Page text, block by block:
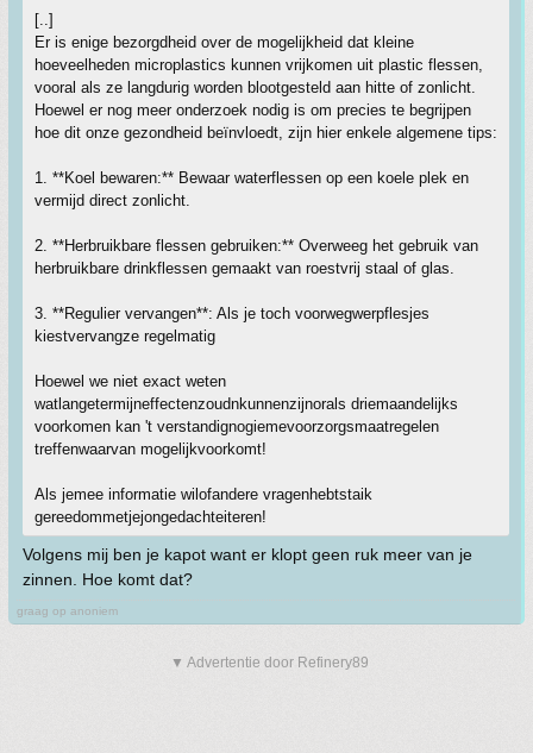
[..]
Er is enige bezorgdheid over de mogelijkheid dat kleine
hoeveelheden microplastics kunnen vrijkomen uit plastic flessen,
vooral als ze langdurig worden blootgesteld aan hitte of zonlicht.
Hoewel er nog meer onderzoek nodig is om precies te begrijpen
hoe dit onze gezondheid beïnvloedt, zijn hier enkele algemene tips:
1. **Koel bewaren:** Bewaar waterflessen op een koele plek en
vermijd direct zonlicht.
2. **Herbruikbare flessen gebruiken:** Overweeg het gebruik van
herbruikbare drinkflessen gemaakt van roestvrij staal of glas.
3. **Regulier vervangen**: Als je toch voorwegwerpflesjes
kiestvervangze regelmatig
Hoewel we niet exact weten
watlangetermijneffectenzoudnkunnenzijnorals driemaandelijks
voorkomen kan 't verstandignogiemevoorzorgsmaatregelen
treffenwaarvan mogelijkvoorkomt!
Als jemee informatie wilofandere vragenhebtstaik
gereedommetjejongedachteiteren!
Volgens mij ben je kapot want er klopt geen ruk meer van je
zinnen. Hoe komt dat?
graag op anoniem
▼ Advertentie door Refinery89